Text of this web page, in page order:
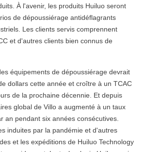
À l'avenir, les produits Huiluo seront
de dépoussiérage antidéflagrants
Les clients servis comprennent
et d'autres clients bien connus de
équipements de dépoussiérage devrait
dollars cette année et croître à un TCAC
de la prochaine décennie. Et depuis
global de Villo a augmenté à un taux
an pendant six années consécutives.
induites par la pandémie et d'autres
et les expéditions de Huiluo Technology